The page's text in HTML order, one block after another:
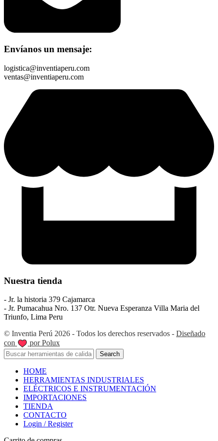
Envíanos un mensaje:
logistica@inventiaperu.com
ventas@inventiaperu.com
Nuestra tienda
- Jr. la historia 379 Cajamarca
- Jr. Pumacahua Nro. 137 Otr. Nueva Esperanza Villa Maria del
Triunfo, Lima Peru
© Inventia Perú 2026 - Todos los derechos reservados - Diseñado
con
por Polux
Search
HOME
HERRAMIENTAS INDUSTRIALES
ELÉCTRICOS E INSTRUMENTACIÓN
IMPORTACIONES
TIENDA
CONTACTO
Login / Register